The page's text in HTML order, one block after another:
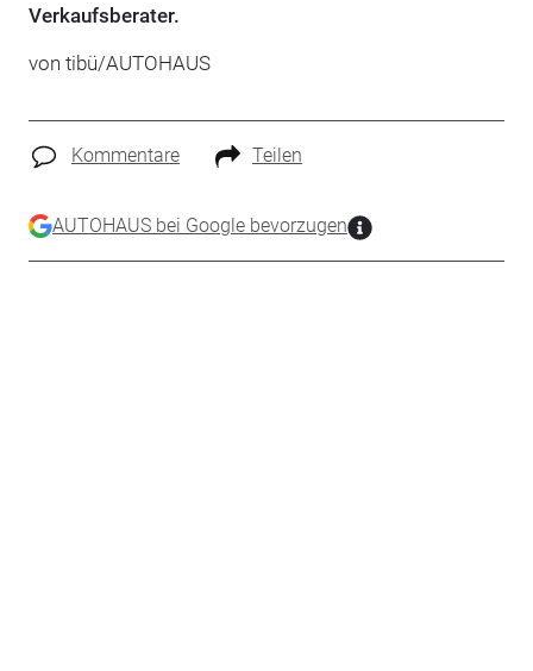
Verkaufsberater.
von tibü/AUTOHAUS
Kommentare Teilen
AUTOHAUS bei Google bevorzugen